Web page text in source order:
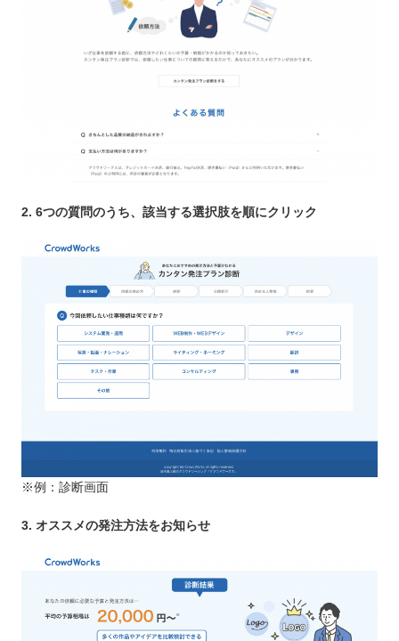
2. 6つの質問のうち、該当する選択肢を順にクリック
※例：診断画面
3. オススメの発注方法をお知らせ